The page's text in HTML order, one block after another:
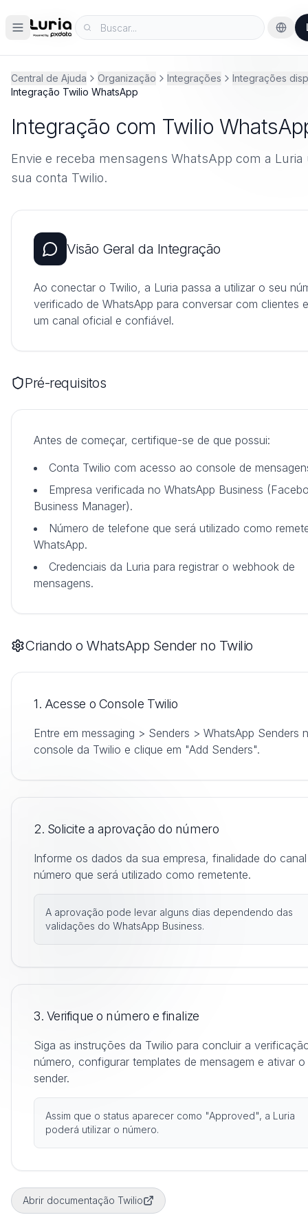
Central de Ajuda Organização Integrações
Integrações
Integração Twilio WhatsApp
Integração com Twilio
Envie e receba mensagens WhatsApp com a Luria
sua conta Twilio.
Visão Geral da Integração
Ao conectar o Twilio, a Luria passa a utilizar o seu
verificado de WhatsApp para conversar com clientes
um canal oficial e confiável.
Pré-requisitos
Antes de começar, certifique-se de que possui:
Conta Twilio com acesso ao console de
Empresa verificada no WhatsApp Business
Business Manager).
Número de telefone que será utilizado como
WhatsApp.
Credenciais da Luria para registrar o webhook de
mensagens.
Criando o WhatsApp Sender no Twilio
1. Acesse o Console Twilio
Entre em messaging > Senders > WhatsApp Senders
console da Twilio e clique em "Add Senders".
2. Solicite a aprovação do número
Informe os dados da sua empresa, finalidade do
número que será utilizado como remetente.
A aprovação pode levar alguns dias dependendo das
validações do WhatsApp Business.
3. Verifique o número e finalize
Siga as instruções da Twilio para concluir a
número, configurar templates de mensagem e ativar o
sender.
Assim que o status aparecer como "Approved", a Luria
poderá utilizar o número.
Abrir documentação Twilio